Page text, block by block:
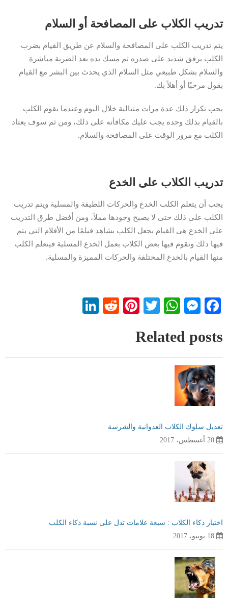
تدريب الكلاب على المصافحة أو السلام
يتم تدريب الكلب على المصافحة والسلام عن طريق القيام بضرب
الكلب برفق شديد على صدره ثم مسك يده بعد الضربة مباشرة
والسلام بشكل طبيعي مثل السلام الذي يحدث بين البشر مع القيام
بقول مرحبًا أو أهلاً بك.
يجب تكرار ذلك عدة مرات متتالية خلال اليوم وعندما يقوم الكلب
بالقيام بذلك وحده يجب عليك مكافأته على ذلك، ومن ثم سوف يعتاد
الكلب مع مرور الوقت على المصافحة والسلام.
تدريب الكلاب على الخدع
يجب أن يتعلم الكلب الخدع والحركات اللطيفة والمسلية ويتم تدريب
الكلب على ذلك حتى لا يصبح وجودها مملاً، ومن أفضل طرق التدريب
على الخدع هى القيام بجعل الكلب يشاهد فيلمًا من الأفلام التي يتم
فيها ذلك وتقوم فيها بعض الكلاب بعمل الخدع المسلية فيتعلم الكلب
منها القيام بالخدع المختلفة والحركات المميزة والمسلية.
Facebook
Messenger
WhatsApp
Twitter
Pinterest
Reddit
Related posts
تعديل سلوك الكلاب العدوانية والشرسة
20 أغسطس، 2017
اختبار ذكاء الكلاب : سبعة علامات تدل على نسبة ذكاء الكلب
18 يونيو، 2017